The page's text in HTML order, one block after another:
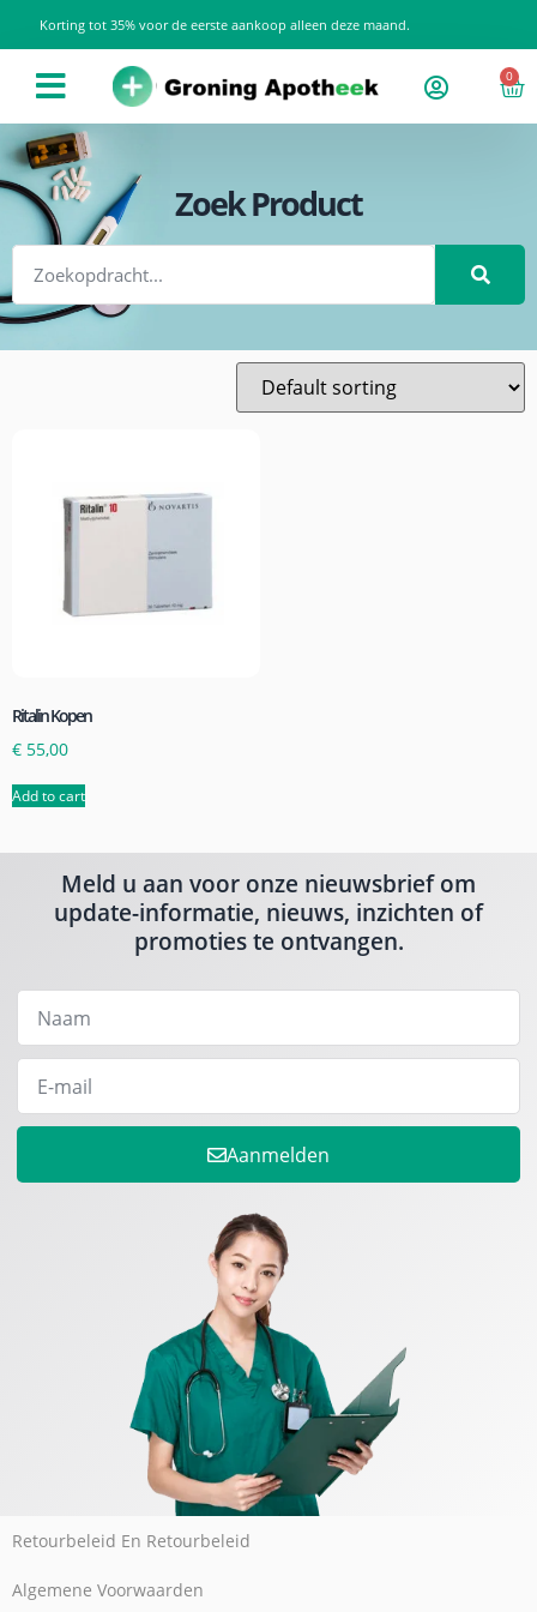
Korting tot 35% voor de eerste aankoop alleen deze maand.
0
Zoek Product
Ritalin Kopen
€ 55,00
Add to cart
Meld u aan voor onze nieuwsbrief om
update-informatie, nieuws, inzichten of
promoties te ontvangen.
Aanmelden
Retourbeleid En Retourbeleid
Algemene Voorwaarden